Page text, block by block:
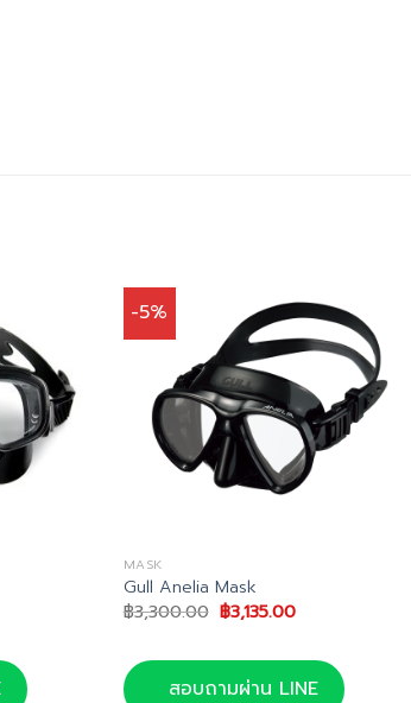
-5%
MASK
Gull Anelia Mask
฿3,300.00 Original
price
฿3,300.00.
฿3,135.00Current
฿3,135.00.
สอบถามผ่าน LINE